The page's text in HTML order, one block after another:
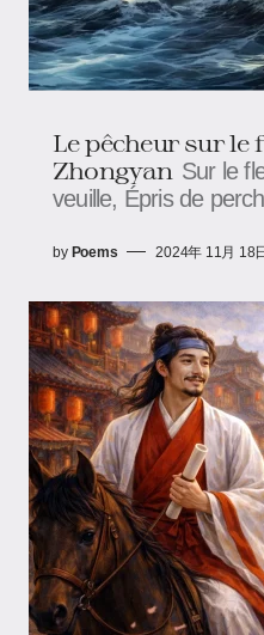
Le pêcheur sur le
Zhongyan Sur le
veuille, Épris de
by Poems 2024年 11月 18